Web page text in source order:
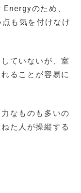
のため、
も気を付けなけ
ていないが、室
ることが容易に
なものも多いの
た人が操縦する